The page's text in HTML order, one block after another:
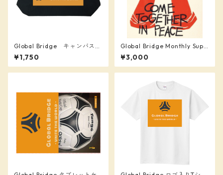
Global Bridge キャンバスベ
ーシックポーチ
¥1,750
Global Bridge Monthly Supp
orter (¥3,000)
¥3,000